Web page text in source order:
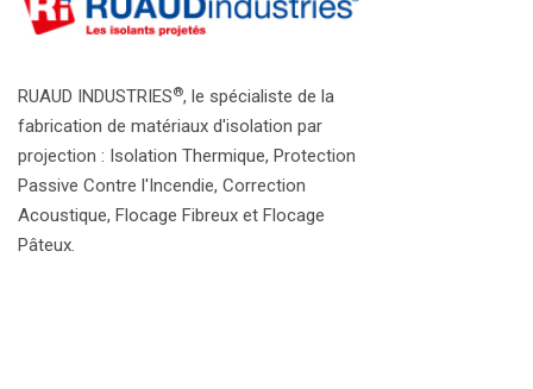
RUAUD INDUSTRIES®, le spécialiste de la
fabrication de matériaux d'isolation par
projection : Isolation Thermique, Protection
Passive Contre l'Incendie, Correction
Acoustique, Flocage Fibreux et Flocage
Pâteux.